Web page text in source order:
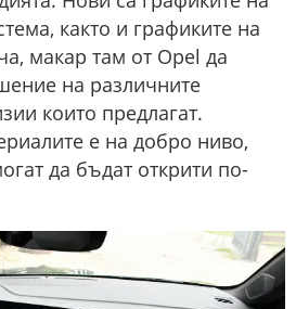
както и графиките на
макар там от Opel да
на различните
които предлагат.
е на добро ниво,
да бъдат открити по-